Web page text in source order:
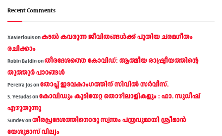
Recent Comments
Xavierlouisonകടല്‍ കവരുന്ന ജീവിതങ്ങള്‍ക്ക് പുതിയ ചരമഗീതം
രചിക്കാം
Robin Baldinonതീരദേശത്തെ കോവിഡ്: ആത്മീയ രാഷ്ട്രീയത്തിന്റെ
തൂത്തൂര്‍ പാഠങ്ങൾ
Pereira Josonതോപ്പ് ഇടവകാംഗത്തിന് സിവിൽ സർവീസ്.
S. Yesudasonകോവിഡും കുടിയേറ്റ തൊഴിലാളികളും : ഫാ. സുധീഷ്
എഴുതുന്നു
Sundevonതീരപ്രദേശത്തിനൊരു സ്വന്തം പത്രവുമായി ശ്രീമാന്‍
യേശുദാസ് വില്യം